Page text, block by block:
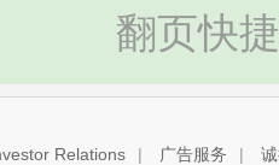
翻页快
Relations | 广告服务 |